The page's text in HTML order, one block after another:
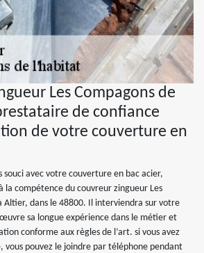
Les Compagons de
de confiance
de votre couverture en
souci avec votre couverture en bac acier,
la compétence du couvreur zingueur Les
Altier, dans le 48800. Il interviendra sur votre
sa longue expérience dans le métier et
conforme aux règles de l’art. si vous avez
vous pouvez le joindre par téléphone pendant